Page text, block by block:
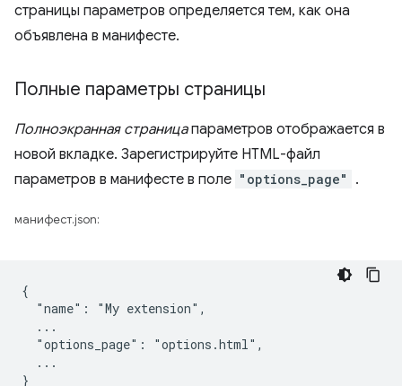
страницы параметров определяется тем, как она
объявлена ​​в манифесте.
Полные параметры страницы
Полноэкранная страницапараметров отображается в
новой вкладке. Зарегистрируйте HTML-файл
параметров в манифесте в поле "options_page" .
манифест.json:
{
  "name": "My extension",
  ...
  "options_page": "options.html",
  ...